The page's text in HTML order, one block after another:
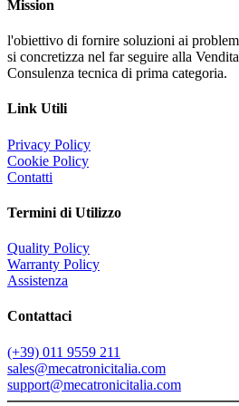
Mission
l'obiettivo di fornire soluzioni ai
si concretizza nel far seguire alla
Consulenza tecnica di prima categoria.
Link Utili
Privacy Policy
Cookie Policy
Contatti
Termini di Utilizzo
Quality Policy
Warranty Policy
Assistenza
Contattaci
(+39) 011 9559 211
sales@mecatronicitalia.com
support@mecatronicitalia.com